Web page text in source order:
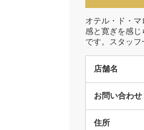
オテル・ド・
感と寛ぎを感
です。スタッ
店舗名
お問い合わせ
住所